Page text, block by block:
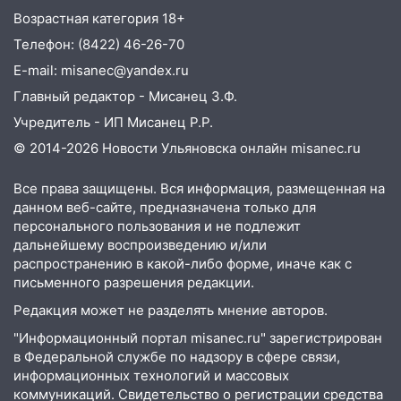
17:05 «Обыск» по видеосвязи: в
Ульяновске задержали 19-летнюю
сообщницу мошенников
16:12 Едва не перерезал горло: в
Вешкайме посиделки с судимым
знакомым закончились для женщины
больницей
16:06 18-летняя девушка без прав
перевернулась на мопеде и попала в
больницу
15:59 Ульяновец отдал более 14
миллионов рублей за криминальное
15:32 На «кольце» кроссовер сбил 18-
летнего мопедиста
15:00 В Ульяновске после тройного ДТП
Возрастная категория 18+
Телефон: (8422) 46-26-70
E-mail: misanec@yandex.ru
Главный редактор - Мисанец З.Ф.
Учредитель - ИП Мисанец Р.Р.
© 2014-2026 Новости Ульяновска онлайн misanec.ru
Все права защищены. Вся информация, размещенная на
данном веб-сайте, предназначена только для
персонального пользования и не подлежит
дальнейшему воспроизведению и/или
распространению в какой-либо форме, иначе как с
письменного разрешения редакции.
Редакция может не разделять мнение авторов.
"Информационный портал misanec.ru" зарегистрирован
в Федеральной службе по надзору в сфере связи,
информационных технологий и массовых
коммуникаций. Свидетельство о регистрации средства